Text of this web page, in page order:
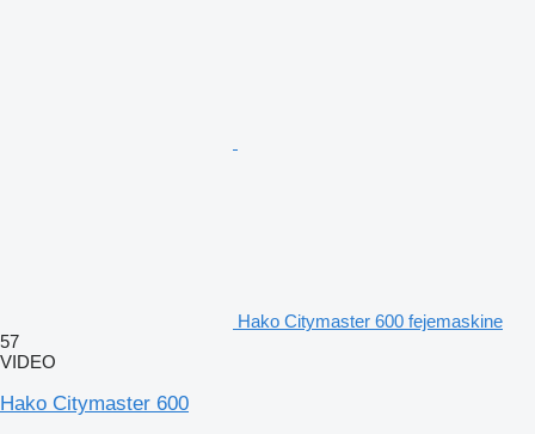
Hako Citymaster 600 fejemaskine
57
VIDEO
Hako Citymaster 600